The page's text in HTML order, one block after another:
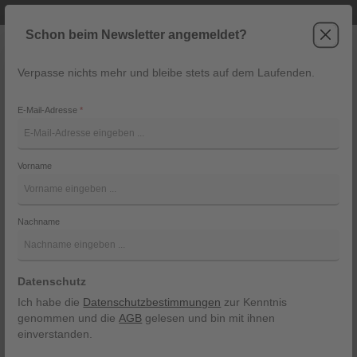
Navigation
Bildergalerie überspringen
Schon beim Newsletter angemeldet?
Verpasse nichts mehr und bleibe stets auf dem Laufenden.
E-Mail-Adresse*
Vorname
Nachname
Datenschutz
Ich habe die Datenschutzbestimmungen zur Kenntnis
genommen und dieAGB gelesen und bin mit ihnen
einverstanden.